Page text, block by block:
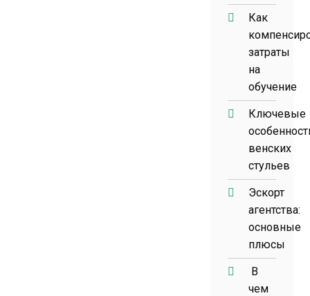
Как
затраты
на
обучение
Ключевые
венских
стульев
Эскорт
агентства:
основные
плюсы
В
чем